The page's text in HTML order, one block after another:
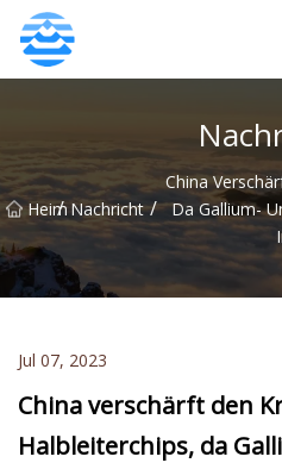
Heim
/ Nachricht /
China
Da Gallium-
Jul 07, 2023
China verschärft den
Halbleiterchips, da